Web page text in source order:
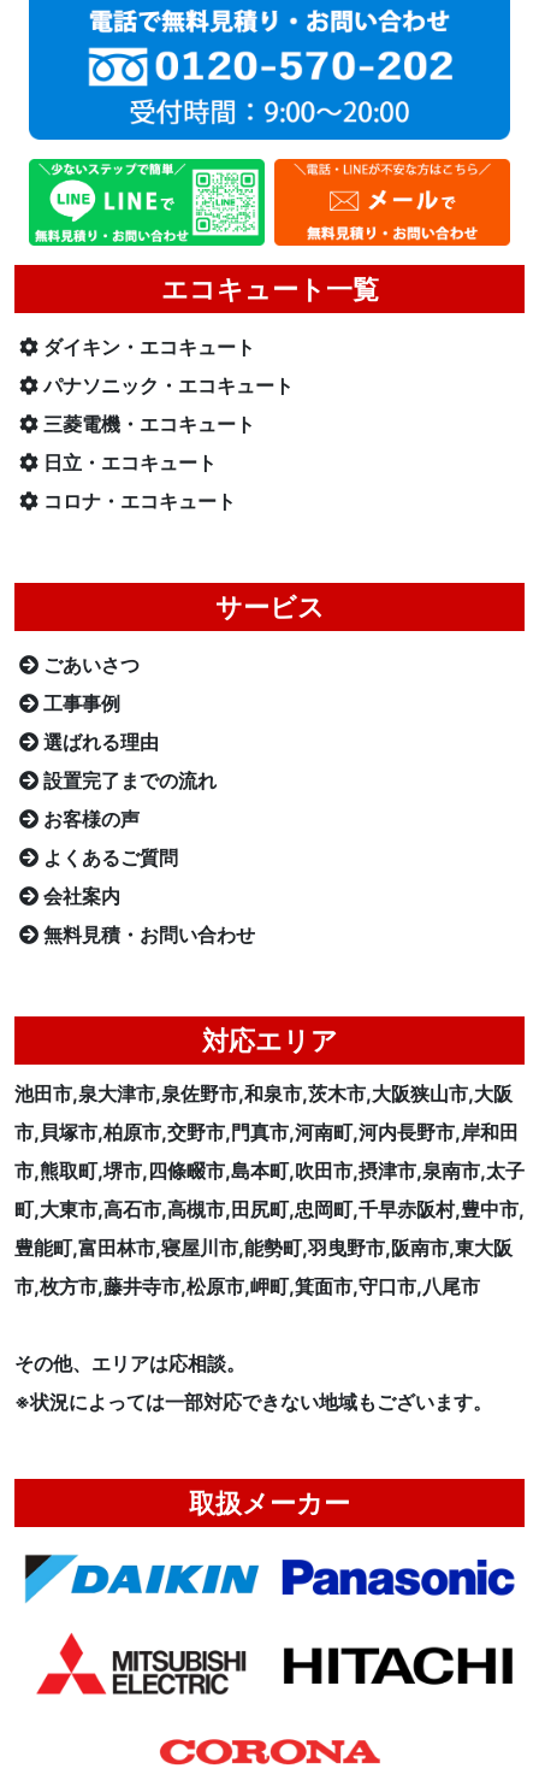
エコキュート一覧
ダイキン・エコキュート
パナソニック・エコキュート
三菱電機・エコキュート
日立・エコキュート
コロナ・エコキュート
サービス
ごあいさつ
工事事例
選ばれる理由
設置完了までの流れ
お客様の声
よくあるご質問
会社案内
無料見積・お問い合わせ
対応エリア
池田市,泉大津市,泉佐野市,和泉市,茨木市,大阪狭山市,大阪
市,貝塚市,柏原市,交野市,門真市,河南町,河内長野市,岸和田
市,熊取町,堺市,四條畷市,島本町,吹田市,摂津市,泉南市,太子
町,大東市,高石市,高槻市,田尻町,忠岡町,千早赤阪村,豊中市,
豊能町,富田林市,寝屋川市,能勢町,羽曳野市,阪南市,東大阪
市,枚方市,藤井寺市,松原市,岬町,箕面市,守口市,八尾市
その他、エリアは応相談。
※状況によっては一部対応できない地域もございます。
取扱メーカー